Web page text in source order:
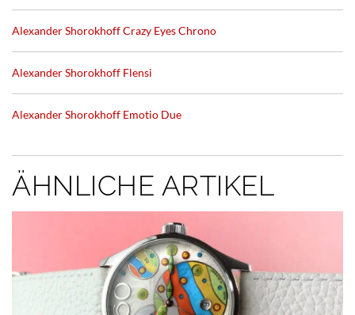
Alexander Shorokhoff Crazy Eyes Chrono
Alexander Shorokhoff Flensi
Alexander Shorokhoff Emotio Due
ÄHNLICHE ARTIKEL